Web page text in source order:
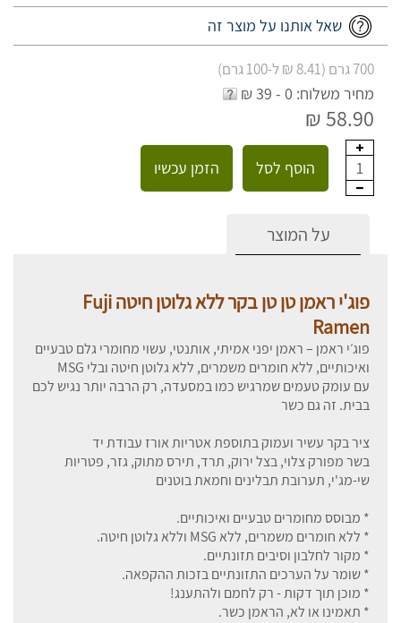
שאל אותנו על מוצר זה
700 גרם (8.41 ₪ ל-100 גרם)
מחיר משלוח: 0 - 39 ₪
58.90 ₪
1 הוסף לסל הזמן עכשיו
על המוצר
פוג'י ראמן טן טן בקר ללא גלוטן חיטה Fuji
Ramen
פוג׳י ראמן – ראמן יפני אמיתי, אותנטי, עשוי מחומרי גלם טבעיים
ואיכותיים, ללא חומרים משמרים, ללא גלוטן חיטה ובלי MSG
עם עומק טעמים שמרגיש כמו במסעדה, רק הרבה יותר נגיש לכם
בבית. זה גם כשר
ציר בקר עשיר ועמוק בתוספת אטריות אורז עבודת יד
בשר מפורק צלוי, בצל ירוק, תרד, תירס מתוק, גזר, פטריות
שי-מג'י, תערובת תבלינים וחמאת בוטנים
* מבוסס מחומרים טבעיים ואיכותיים.
* ללא חומרים משמרים, ללא MSG וללא גלוטן חיטה.
* מקור לחלבון וסיבים תזונתיים.
* שומר על הערכים התזונתיים בזכות ההקפאה.
* מוכן תוך דקות - רק לחמם ולהתענג!
* תאמינו או לא, הראמן כשר.